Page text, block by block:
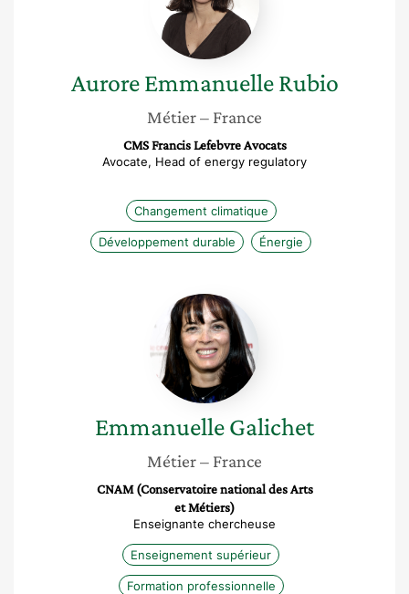
Aurore Emmanuelle Rubio
Métier– France
CMS Francis Lefebvre Avocats
Avocate, Head of energy regulatory
Changement climatique
Développement durable Énergie
Emmanuelle
Galichet
EmmanuelleGalichet
Métier– France
CNAM (Conservatoire national des Arts
et Métiers)
Enseignante chercheuse
Enseignement supérieur
Formation professionnelle